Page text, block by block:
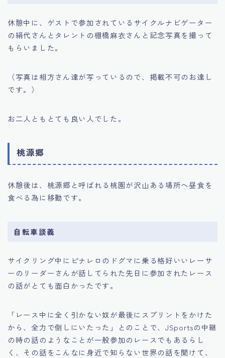
休憩中に、ゲストで参加されているサイクルナビゲーター
の絹代さんとタレントの棚橋麻衣さんと記念写真を撮って
もらいました。
（写真は相方さん達が写っているので、掲載不可のお達し
です。）
お二人ともとても良い人でした。
桃源郷
休憩後は、桃源郷と呼ばれる桃園が沢山ある場所へ昼食を
食べる為に移動です。
自転車談義
サイクリング中にピナレロのドグマに乗る格好いいレーサ
ーのリーダーさんが話してられた先日に参加されたレース
の話がとても面白かったです。
「レース中に全く引かない奴が最後にスプリントをかけた
から、全力で倒しにいたった」とのことで、JSportsの中継
の時の話のようなことが一般参加のレースでもあるらし
く、その話をこんなに身近で知らない世界の話を聞けて、